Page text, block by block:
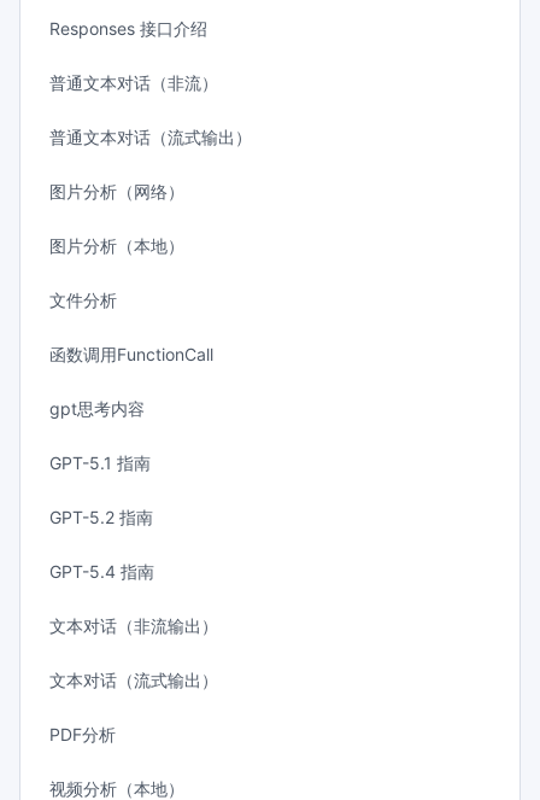
Responses 接口介绍
普通文本对话（非流）
普通文本对话（流式输出）
图片分析（网络）
图片分析（本地）
文件分析
函数调用FunctionCall
gpt思考内容
GPT-5.1 指南
GPT-5.2 指南
GPT-5.4 指南
文本对话（非流输出）
文本对话（流式输出）
PDF分析
视频分析（本地）